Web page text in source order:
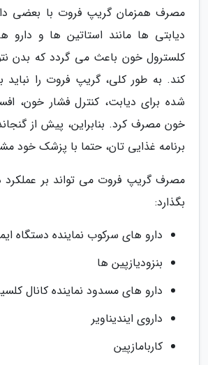
مصرف همزمان گریپ فروت با بعضی
دیابتی ها مانند استاتین ها و
کلسترول خون باعث می گردد که بدن
کند. به طور کلی، گریپ فروت را نباید
شده برای دیابت، کنترل فشار خون،
خون مصرف کرد. بنابراین، پیش از
برنامه غذایی تان، حتما با پزشک خود
مصرف گریپ فروت می تواند بر عملکرد
بگذارد:
دارو های سرکوب نماینده دستگاه
بنزودیازپین ها
دارو های مسدود نماینده کانال
داروی ایندیناویر
کاربامازپین